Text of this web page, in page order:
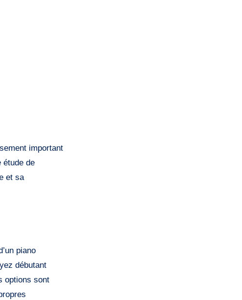
important
étude de
et sa
piano
débutant
options sont